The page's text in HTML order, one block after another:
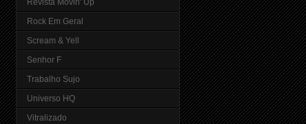
Revista Movin' Up
Rock Em Geral
Scream & Yell
Senhor F
Trabalho Sujo
Universo HQ
Vitralizado